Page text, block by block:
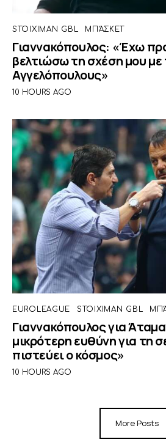
STOIXIMAN GBL ΜΠΆΣΚΕΤ
Γιαννακόπουλος: «Έχω
βελτιώσω τη σχέση μου με
Αγγελόπουλους»
10 HOURS AGO
EUROLEAGUE STOIXIMAN GBL
Γιαννακόπουλος για
μικρότερη ευθύνη για τη
πιστεύει ο κόσμος»
10 HOURS AGO
More Posts